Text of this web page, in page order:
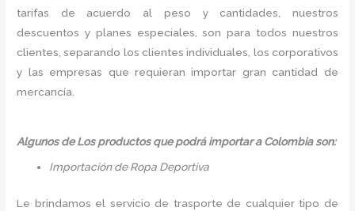
tarifas de acuerdo al peso y cantidades, nuestros
descuentos y planes especiales, son para todos nuestros
clientes, separando los clientes individuales, los corporativos
y las empresas que requieran importar gran cantidad de
mercancía.
Algunos de Los productos que podrá importar a Colombia son:
Importación de Ropa Deportiva
Le brindamos el servicio de trasporte de cualquier tipo de